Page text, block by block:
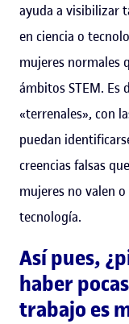
ayuda a visibilizar
en ciencia o
mujeres normales
ámbitos STEM. Es
«terrenales», con
puedan
creencias falsas
mujeres no valen
tecnología.
Así pues,
haber
trabajo es